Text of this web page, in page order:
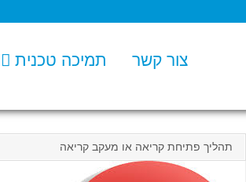
צור קשר תמיכה טכנית
תהליך פתיחת קריאה או מעקב קריאה